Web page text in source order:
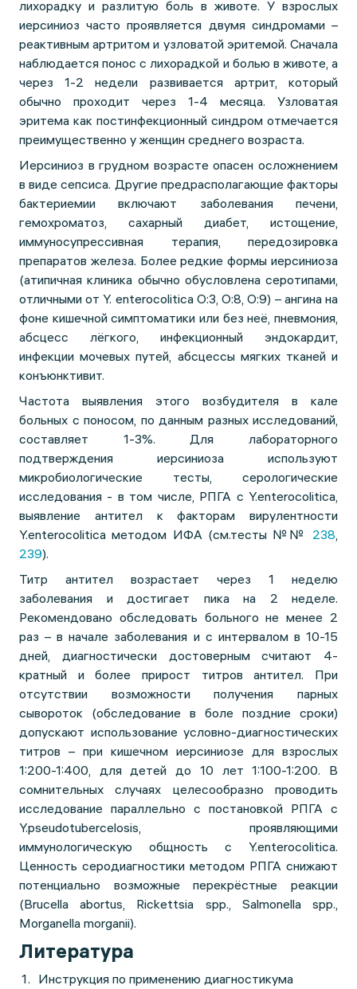
лихорадку и разлитую боль в животе. У взрослых
иерсиниоз часто проявляется двумя синдромами –
реактивным артритом и узловатой эритемой. Сначала
наблюдается понос с лихорадкой и болью в животе, а
через 1-2 недели развивается артрит, который
обычно проходит через 1-4 месяца. Узловатая
эритема как постинфекционный синдром отмечается
преимущественно у женщин среднего возраста.
Иерсиниоз в грудном возрасте опасен осложнением
в виде сепсиса. Другие предрасполагающие факторы
бактериемии включают заболевания печени,
гемохроматоз, сахарный диабет, истощение,
иммуносупрессивная терапия, передозировка
препаратов железа. Более редкие формы иерсиниоза
(атипичная клиника обычно обусловлена серотипами,
отличными от Y. enterocolitica О:3, О:8, О:9) – ангина на
фоне кишечной симптоматики или без неё, пневмония,
абсцесс лёгкого, инфекционный эндокардит,
инфекции мочевых путей, абсцессы мягких тканей и
конъюнктивит.
Частота выявления этого возбудителя в кале
больных с поносом, по данным разных исследований,
составляет 1-3%. Для лабораторного
подтверждения иерсиниоза используют
микробиологические тесты, серологические
исследования - в том числе, РПГА с Y.enterocolitica,
выявление антител к факторам вирулентности
Y.enterocolitica методом ИФА (см.тесты №№ 238,
239).
Титр антител возрастает через 1 неделю
заболевания и достигает пика на 2 неделе.
Рекомендовано обследовать больного не менее 2
раз – в начале заболевания и с интервалом в 10-15
дней, диагностически достоверным считают 4-
кратный и более прирост титров антител. При
отсутствии возможности получения парных
сывороток (обследование в боле поздние сроки)
допускают использование условно-диагностических
титров – при кишечном иерсиниозе для взрослых
1:200-1:400, для детей до 10 лет 1:100-1:200. В
сомнительных случаях целесообразно проводить
исследование параллельно с постановкой РПГА с
Y.pseudotubercelosis, проявляющими
иммунологическую общность с Y.enterocolitica.
Ценность серодиагностики методом РПГА снижают
потенциально возможные перекрёстные реакции
(Brucella abortus, Rickettsia spp., Salmonella spp.,
Morganella morganii).
Литература
Инструкция по применению диагностикума